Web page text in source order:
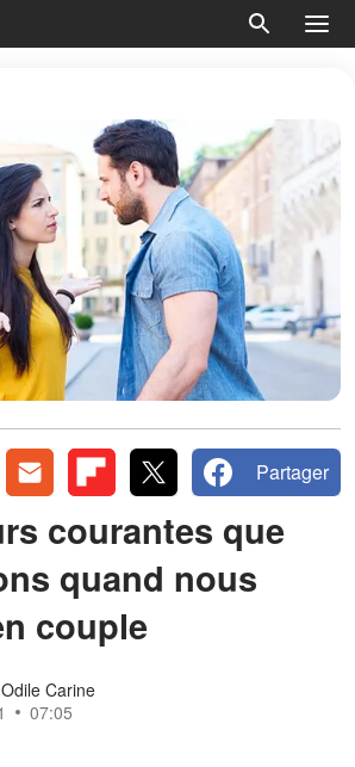
Partager
courantes que
quand nous
couple
Carine
07:05